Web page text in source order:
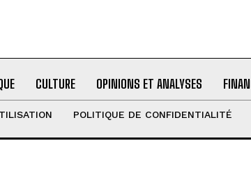
CULTURE OPINIONS ET ANALYSES
POLITIQUE DE CONFIDENTIALITÉ